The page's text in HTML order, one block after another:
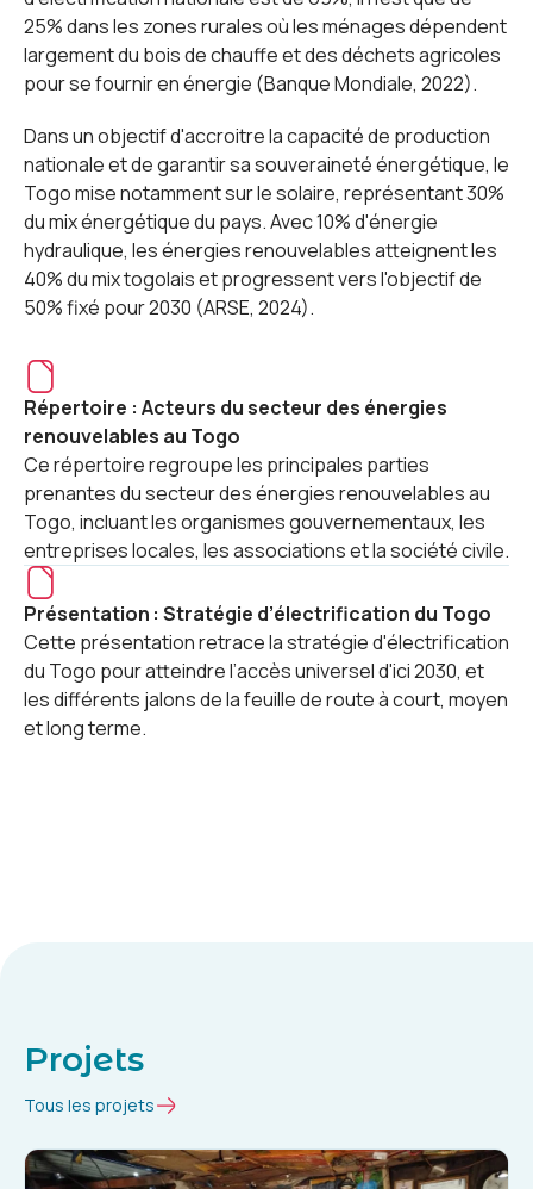
25% dans les zones rurales où les ménages dépendent
largement du bois de chauffe et des déchets agricoles
pour se fournir en énergie (Banque Mondiale, 2022).
Dans un objectif d'accroitre la capacité de production
nationale et de garantir sa souveraineté énergétique, le
Togo mise notamment sur le solaire, représentant 30%
du mix énergétique du pays. Avec 10% d'énergie
hydraulique, les énergies renouvelables atteignent les
40% du mix togolais et progressent vers l'objectif de
50% fixé pour 2030 (ARSE, 2024).
Répertoire : Acteurs du secteur des énergies
renouvelables au Togo
Ce répertoire regroupe les principales parties
prenantes du secteur des énergies renouvelables au
Togo, incluant les organismes gouvernementaux, les
entreprises locales, les associations et la société civile.
Présentation : Stratégie d’électrification du Togo
Cette présentation retrace la stratégie d'électrification
du Togo pour atteindre l’accès universel d'ici 2030, et
les différents jalons de la feuille de route à court, moyen
et long terme.
Projets
Tous les projets